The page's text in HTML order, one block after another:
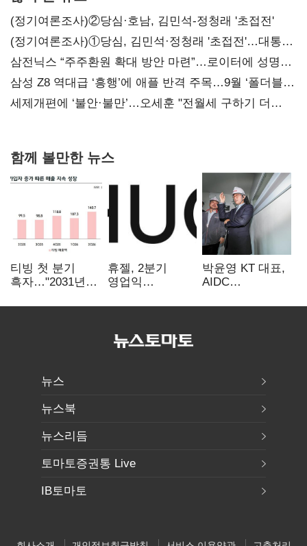
(정기여론조사)②당심·호남, 김민석-정청래 '초접전'
(정기여론조사)①당심, 김민석·정청래 '초접전'…대통령
지지도 '50% 아래로'(종합)
삼전닉스 “주주환원 확대 방안 마련”…로이터에 성명
보내
삼성 Z8 역대급 ‘흥행’에 애플 반격 주목…9월 ‘폴더블
대전’
세제개편에 ‘불안·불만’…오세훈 "전월세 구하기 더
함께 볼만한 뉴스
티빙 첫 분기
흑자…"2031년까
웨이브 합병도
휴젤, 2분기
영업익
1% 하락
박윤영 KT 대표,
AIDC
플랫폼 핵심
뉴스
뉴스북
뉴스리듬
토마토증권통 Live
IB토마토